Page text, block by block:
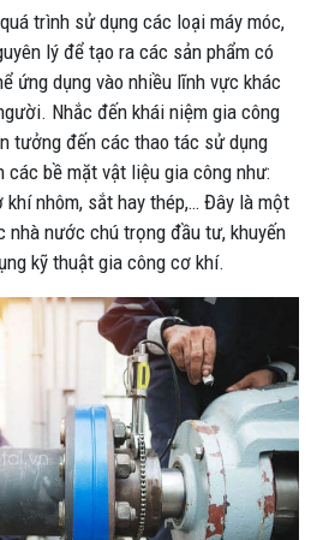
trình sử dụng các loại máy móc,
lý để tạo ra các sản phẩm có
ứng dụng vào nhiều lĩnh vực khác
Nhắc đến khái niệm gia công
tưởng đến các thao tác sử dụng
bề mặt vật liệu gia công như:
nhôm, sắt hay thép,… Đây là một
nước chú trọng đầu tư, khuyến
kỹ thuật gia công cơ khí.